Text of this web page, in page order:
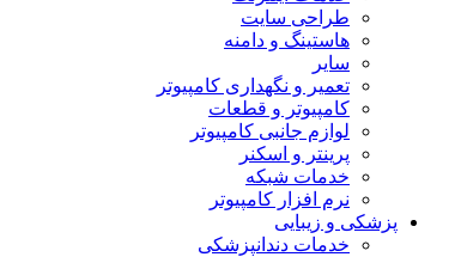
طراحی سایت
هاستینگ و دامنه
سایر
تعمیر و نگهداری کامپیوتر
کامپیوتر و قطعات
لوازم جانبی کامپیوتر
پرینتر و اسکنر
خدمات شبکه
نرم افزار کامپیوتر
پزشکی و زیبایی
خدمات دندانپزشکی